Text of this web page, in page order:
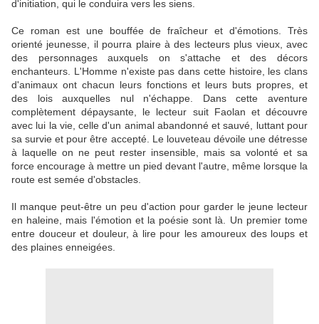
d'initiation, qui le conduira vers les siens.
Ce roman est une bouffée de fraîcheur et d'émotions. Très
orienté jeunesse, il pourra plaire à des lecteurs plus vieux, avec
des personnages auxquels on s'attache et des décors
enchanteurs. L'Homme n'existe pas dans cette histoire, les clans
d'animaux ont chacun leurs fonctions et leurs buts propres, et
des lois auxquelles nul n'échappe. Dans cette aventure
complètement dépaysante, le lecteur suit Faolan et découvre
avec lui la vie, celle d'un animal abandonné et sauvé, luttant pour
sa survie et pour être accepté. Le louveteau dévoile une détresse
à laquelle on ne peut rester insensible, mais sa volonté et sa
force encourage à mettre un pied devant l'autre, même lorsque la
route est semée d'obstacles.
Il manque peut-être un peu d'action pour garder le jeune lecteur
en haleine, mais l'émotion et la poésie sont là. Un premier tome
entre douceur et douleur, à lire pour les amoureux des loups et
des plaines enneigées.